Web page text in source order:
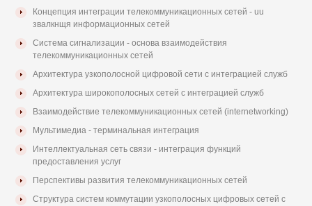
Концепция интеграции телекоммуникационных сетей - uu
звалкнщя информационных сетей
Система сигнализации - основа взаимодействия
телекоммуникационных сетей
Архитектура узкополосной цифровой сети с интеграцией служб
Архитектура широкополосных сетей с интеграцией служб
Взаимодействие телекоммуникационных сетей (internetworking)
Мультимедиа - терминальная интеграция
Интеллектуальная сеть связи - интеграция функций
предоставления услуг
Перспективы развития телекоммуникационных сетей
Структура систем коммутации узкополосных цифровых сетей с